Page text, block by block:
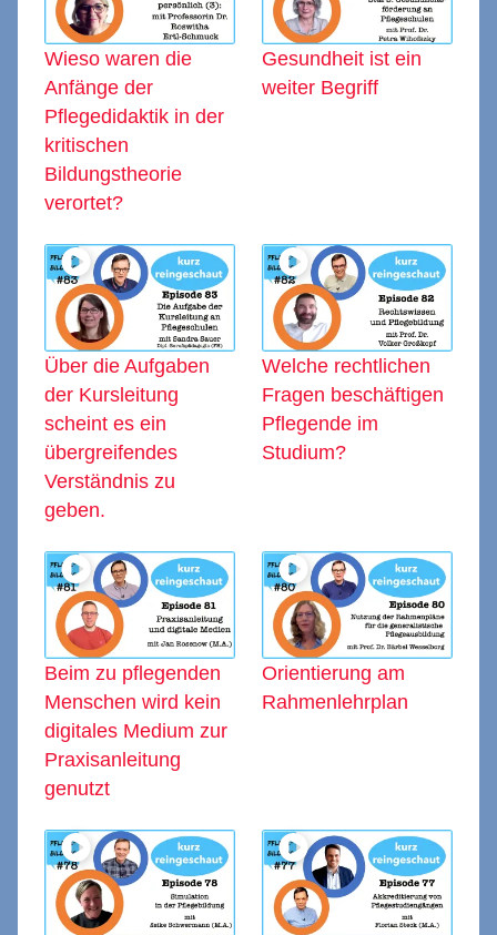
Wieso waren die
Anfänge der
Pflegedidaktik in der
kritischen
Bildungstheorie
verortet?
Gesundheit ist ein
weiter Begriff
Über die Aufgaben
der Kursleitung
scheint es ein
übergreifendes
Verständnis zu
geben.
Welche rechtlichen
Fragen beschäftigen
Pflegende im
Studium?
Beim zu pflegenden
Menschen wird kein
digitales Medium zur
Praxisanleitung
genutzt
Orientierung am
Rahmenlehrplan